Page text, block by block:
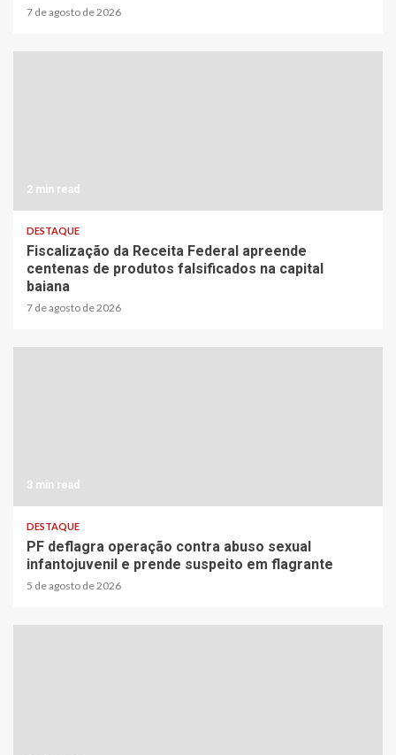
7 de agosto de 2026
2 min read
DESTAQUE
Fiscalização da Receita Federal apreende
centenas de produtos falsificados na capital
baiana
7 de agosto de 2026
3 min read
DESTAQUE
PF deflagra operação contra abuso sexual
infantojuvenil e prende suspeito em flagrante
5 de agosto de 2026